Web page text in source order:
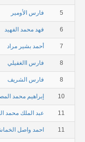
5 فارس الأومير
6 فهد محمد الفهيد
7 أحمد بشير مراد
8 فارس االغفيلي
8 فارس الشريف
10 إبراهيم محمد
11 عبد الملك محمد
11 احمد واصل